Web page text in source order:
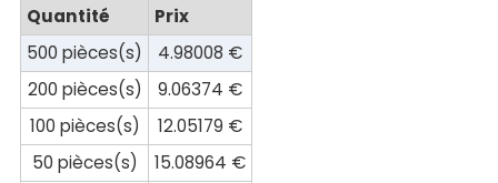
Quantité
Prix
500 pièces(s)
4.98008 €
200 pièces(s)
9.06374 €
100 pièces(s)
12.05179 €
50 pièces(s)
15.08964 €